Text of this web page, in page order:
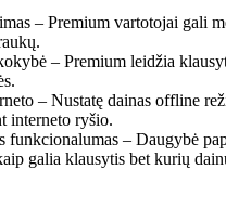
– Premium vartotojai gali
– Premium leidžia
– Nustatę dainas offline
interneto ryšio.
funkcionalumas – Daugybė
galia klausytis bet kurių